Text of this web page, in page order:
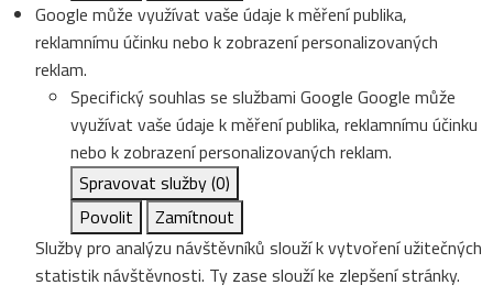
Google může využívat vaše údaje k měření publika,
reklamnímu účinku nebo k zobrazení personalizovaných
reklam.
Specifický souhlas se službami Google Google může
využívat vaše údaje k měření publika, reklamnímu účinku
nebo k zobrazení personalizovaných reklam.
Spravovat služby(0)
Povolit
Zamítnout
Služby pro analýzu návštěvníků slouží k vytvoření užitečných
statistik návštěvnosti. Ty zase slouží ke zlepšení stránky.